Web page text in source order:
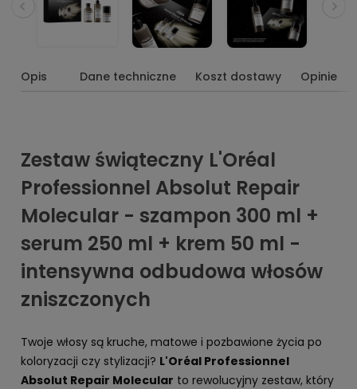
Opis Dane techniczne Koszt dostawy Opinie
Zestaw świąteczny L'Oréal
Professionnel Absolut Repair
Molecular - szampon 300 ml +
serum 250 ml + krem 50 ml -
intensywna odbudowa włosów
zniszczonych
Twoje włosy są kruche, matowe i pozbawione życia po
koloryzacji czy stylizacji? L'Oréal Professionnel
Absolut Repair Molecular to rewolucyjny zestaw, który